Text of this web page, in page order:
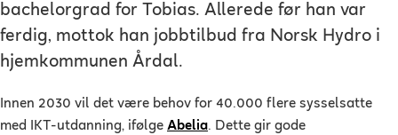
bachelorgrad for Tobias. Allerede før han var
ferdig, mottok han jobbtilbud fra Norsk Hydro i
hjemkommunen Årdal.
Innen 2030 vil det være behov for 40.000 flere sysselsatte
med IKT-utdanning, ifølge Abelia. Dette gir gode